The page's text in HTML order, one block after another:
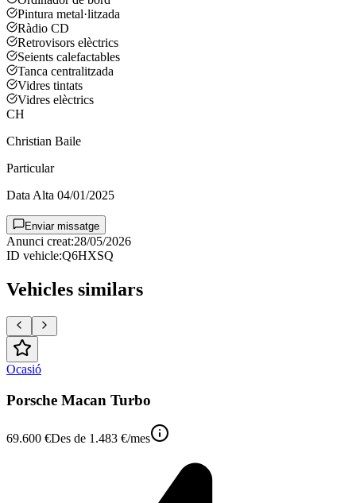
Pintura metal·litzada
Ràdio CD
Retrovisors elèctrics
Seients calefactables
Tanca centralitzada
Vidres tintats
Vidres elèctrics
CH
Christian Baile
Particular
Data Alta 04/01/2025
Enviar missatge
Anunci creat:28/05/2026
ID vehicle:Q6HXSQ
Vehicles similars
Ocasió
Porsche Macan Turbo
69.600 €Des de 1.483 €/mes